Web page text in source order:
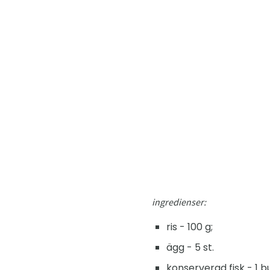
ingredienser:
ris - 100 g;
ägg - 5 st.